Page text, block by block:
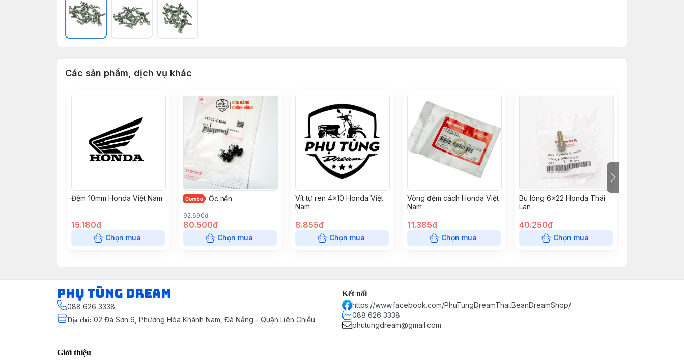
Các sản phẩm, dịch vụ khác
Đệm 10mm Honda Việt Nam
15.180đ
Chọn mua
Ốc hến
92.690đ
80.500đ
Chọn mua
Vít tự ren 4x10 Honda Việt
Nam
8.855đ
Chọn mua
Vòng đệm cách Honda Việt
Nam
11.385đ
Chọn mua
Bu lông 6x22 Honda Thái
Lan
40.250đ
Chọn mua
Phụ Tùng Dream
088 626 3338
Địa chỉ: 02 Đà Sơn 6, Phường Hòa Khánh Nam, Đà Nẵng - Quận Liên Chiểu
Kết nối
https://www.facebook.com/PhuTungDreamThai.BeanDreamShop/
088 626 3338
phutungdream@gmail.com
Giới thiệu